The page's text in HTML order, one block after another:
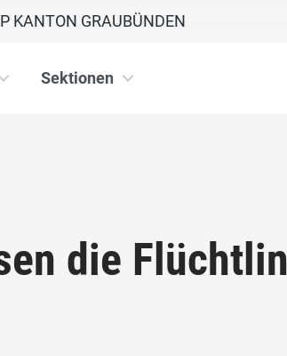
KANTON GRAUBÜNDEN
Sektionen
die